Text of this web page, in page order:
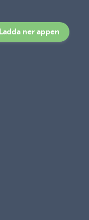
Ladda ner appen